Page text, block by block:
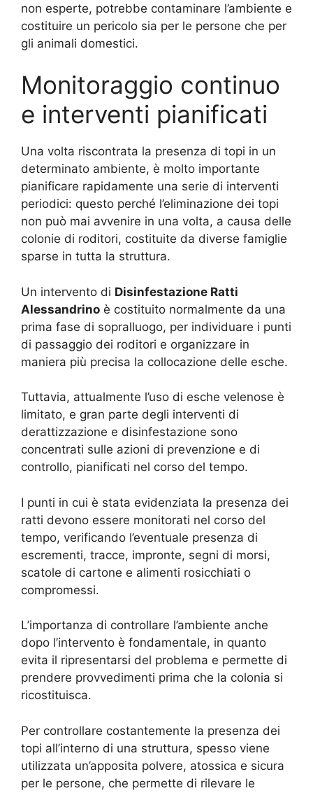
non esperte, potrebbe contaminare l’ambiente e
costituire un pericolo sia per le persone che per
gli animali domestici.
Monitoraggio continuo
e interventi pianificati
Una volta riscontrata la presenza di topi in un
determinato ambiente, è molto importante
pianificare rapidamente una serie di interventi
periodici: questo perché l’eliminazione dei topi
non può mai avvenire in una volta, a causa delle
colonie di roditori, costituite da diverse famiglie
sparse in tutta la struttura.
Un intervento di Disinfestazione Ratti
Alessandrino è costituito normalmente da una
prima fase di sopralluogo, per individuare i punti
di passaggio dei roditori e organizzare in
maniera più precisa la collocazione delle esche.
Tuttavia, attualmente l’uso di esche velenose è
limitato, e gran parte degli interventi di
derattizzazione e disinfestazione sono
concentrati sulle azioni di prevenzione e di
controllo, pianificati nel corso del tempo.
I punti in cui è stata evidenziata la presenza dei
ratti devono essere monitorati nel corso del
tempo, verificando l’eventuale presenza di
escrementi, tracce, impronte, segni di morsi,
scatole di cartone e alimenti rosicchiati o
compromessi.
L’importanza di controllare l’ambiente anche
dopo l’intervento è fondamentale, in quanto
evita il ripresentarsi del problema e permette di
prendere provvedimenti prima che la colonia si
ricostituisca.
Per controllare costantemente la presenza dei
topi all’interno di una struttura, spesso viene
utilizzata un’apposita polvere, atossica e sicura
per le persone, che permette di rilevare le